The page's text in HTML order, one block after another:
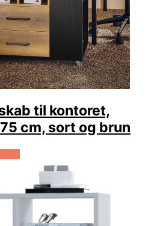
til kontoret,
cm, sort og brun